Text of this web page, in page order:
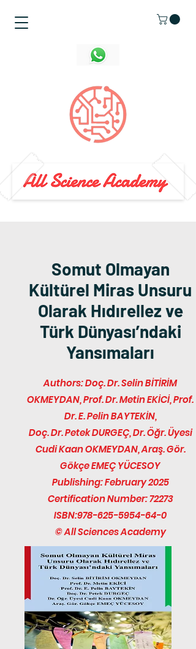
Somut Olmayan
Kültürel Miras Unsuru
Olarak Hıdırellez ve
Türk Dünyası’ndaki
Yansımaları
Authors: Doç. Dr. Selin BİTİRİM
OKMEYDAN, Prof. Dr. Metin EKİCİ, Prof.
Dr. E. Pelin BAYTEKİN,
Doç. Dr. Petek DURGEÇ, Dr. Öğr. Üyesi
Cudi Kaan OKMEYDAN, Araş. Gör.
Gökçe EMEÇ YÜCESOY
Publishing: February 2025
Certification Number: 72273
ISBN:978-625-5954-64-0
© All Sciences Academy